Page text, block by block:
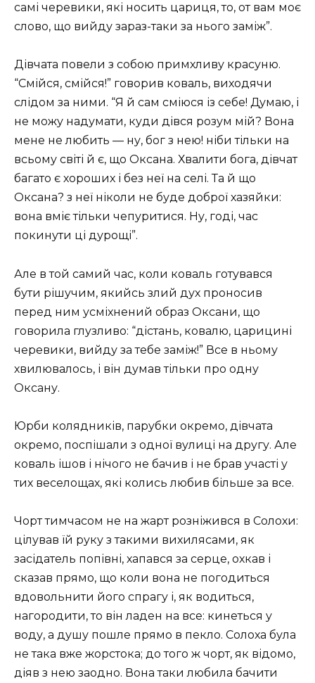
самі черевики, які носить цариця, то, от вам моє
слово, що вийду зараз-таки за нього заміж”.
Дівчата повели з собою примхливу красуню.
“Смійся, смійся!” говорив коваль, виходячи
слідом за ними. “Я й сам сміюся із себе! Думаю, і
не можу надумати, куди дівся розум мій? Вона
мене не любить — ну, бог з нею! ніби тільки на
всьому світі й є, що Оксана. Хвалити бога, дівчат
багато є хороших і без неї на селі. Та й що
Оксана? з неї ніколи не буде доброї хазяйки:
вона вміє тільки чепуритися. Ну, годі, час
покинути ці дурощі”.
Але в той самий час, коли коваль готувався
бути рішучим, якийсь злий дух проносив
перед ним усміхнений образ Оксани, що
говорила глузливо: “дістань, ковалю, царицині
черевики, вийду за тебе заміж!” Все в ньому
хвилювалось, і він думав тільки про одну
Оксану.
Юрби колядників, парубки окремо, дівчата
окремо, поспішали з одної вулиці на другу. Але
коваль ішов і нічого не бачив і не брав участі у
тих веселощах, які колись любив більше за все.
Чорт тимчасом не на жарт розніжився в Солохи:
цілував їй руку з такими вихилясами, як
засідатель попівні, хапався за серце, охкав і
сказав прямо, що коли вона не погодиться
вдовольнити його спрагу і, як водиться,
нагородити, то він ладен на все: кинеться у
воду, а душу пошле прямо в пекло. Солоха була
не така вже жорстока; до того ж чорт, як відомо,
діяв з нею заодно. Вона таки любила бачити